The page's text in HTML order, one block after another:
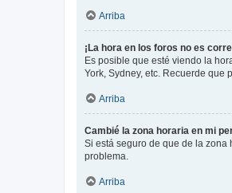
Arriba
¡La hora en los foros no es
Es posible que esté viendo la
York, Sydney, etc. Recuerde que
Arriba
Cambié la zona horaria en mi
Si está seguro de que de la zona
problema.
Arriba